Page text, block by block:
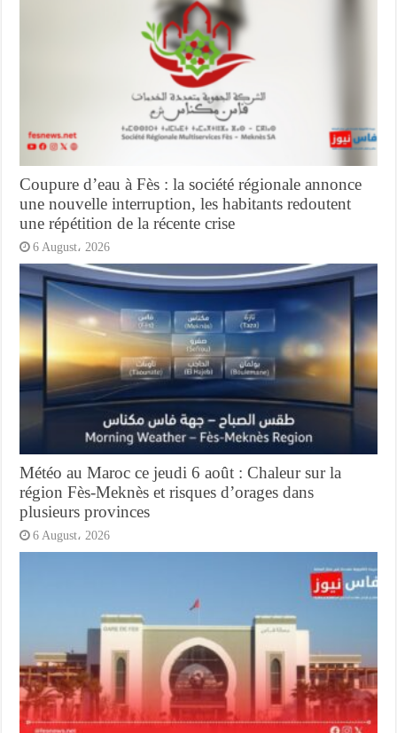
Coupure d’eau à Fès : la société régionale annonce
une nouvelle interruption, les habitants redoutent
une répétition de la récente crise
6 August، 2026
Météo au Maroc ce jeudi 6 août : Chaleur sur la
région Fès-Meknès et risques d’orages dans
plusieurs provinces
6 August، 2026